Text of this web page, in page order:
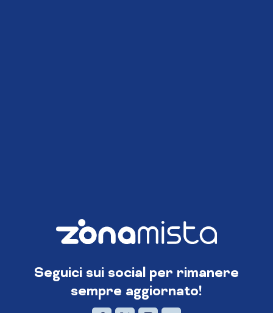
Seguici sui social per rimanere
sempre aggiornato!